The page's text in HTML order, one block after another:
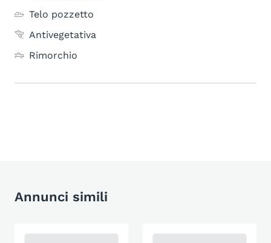
Telo pozzetto
Antivegetativa
Rimorchio
Annunci simili